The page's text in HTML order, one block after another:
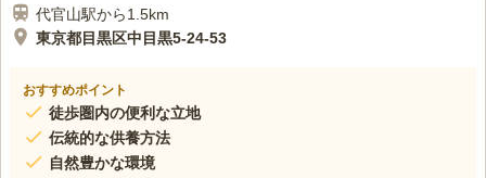
代官山駅から1.5km
東京都目黒区中目黒5-24-53
おすすめポイント
徒歩圏内の便利な立地
伝統的な供養方法
自然豊かな環境